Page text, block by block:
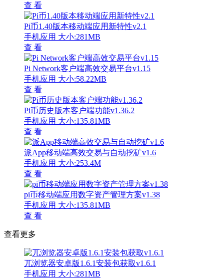
查 看
Pi币1.40版本移动端应用新特性v2.1
手机应用 大小:281MB
查 看
Pi Network客户端高效交易平台v1.15
手机应用 大小:58.22MB
查 看
Pi币历史版本客户端功能v1.36.2
手机应用 大小:135.81MB
查 看
派App移动端高效交易与自动挖矿v1.6
手机应用 大小:253.4M
查 看
pi币移动端应用数字资产管理方案v1.38
手机应用 大小:135.81MB
查 看
查看更多
兀浏览器安卓版1.6.1安装包获取v1.6.1
手机应用 大小:281MB